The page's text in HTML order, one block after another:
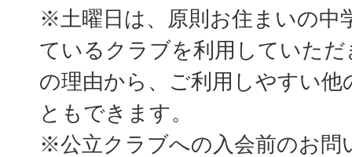
※土曜日は、原則お住まいの中
ているクラブを利用していた
の理由から、ご利用しやすい
ともできます。
※公立クラブへの入会前のお問